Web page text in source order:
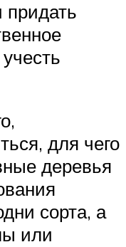
для чего
деревья
сорта, а
или